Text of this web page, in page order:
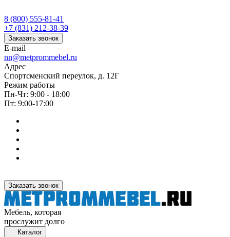
8 (800) 555-81-41
+7 (831) 212-38-39
Заказать звонок
E-mail
nn@metprommebel.ru
Адрес
Спортсменский переулок, д. 12Г
Режим работы
Пн-Чт: 9:00 - 18:00
Пт: 9:00-17:00
Заказать звонок
Мебель, которая
прослужит долго
Каталог